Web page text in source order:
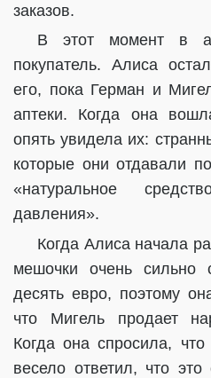
заказов.
В этот момент в
покупатель. Алиса
его, пока Герман и
аптеки. Когда она
опять увидела их:
которые они отдавали
«натуральное
давления».
Когда Алиса начала
мешочки очень сильно
десять евро, поэтому
что Мигель продает
Когда она спросила,
весело ответил, что